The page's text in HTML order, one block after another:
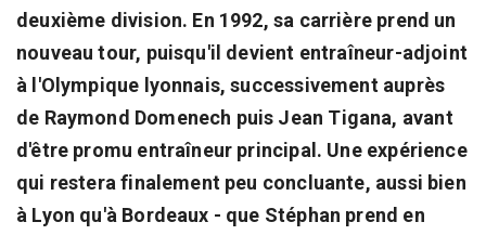
deuxième division. En 1992, sa carrière prend un
nouveau tour, puisqu'il devient entraîneur-adjoint
à l'Olympique lyonnais, successivement auprès
de Raymond Domenech puis Jean Tigana, avant
d'être promu entraîneur principal. Une expérience
qui restera finalement peu concluante, aussi bien
à Lyon qu'à Bordeaux - que Stéphan prend en